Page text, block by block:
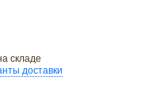
складе
доставки